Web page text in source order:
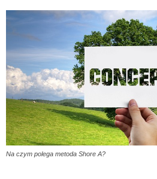
Na czym polega metoda Shore A?